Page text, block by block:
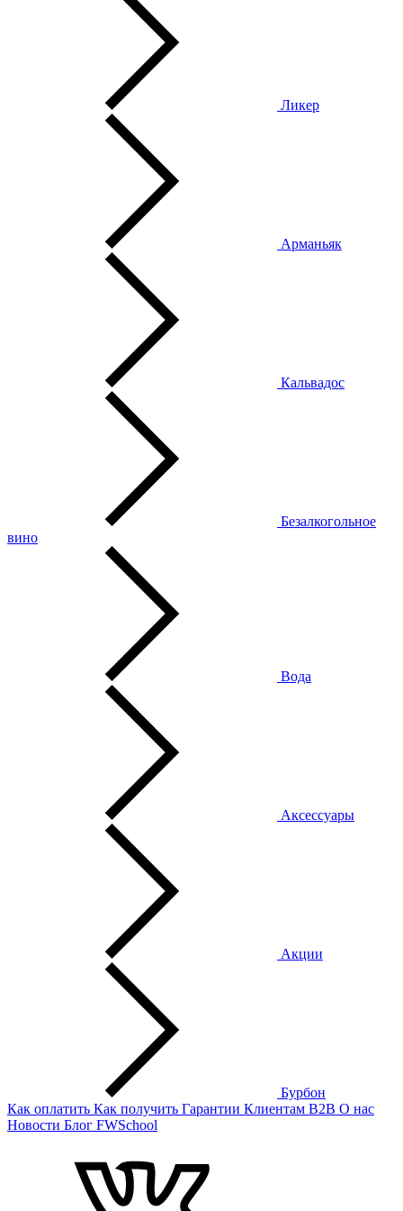
Ликер
Арманьяк
Кальвадос
Безалкогольное
вино
Вода
Аксессуары
Акции
Бурбон
Как оплатить Как получить Гарантии Клиентам B2B О нас
Новости Блог FWSchool